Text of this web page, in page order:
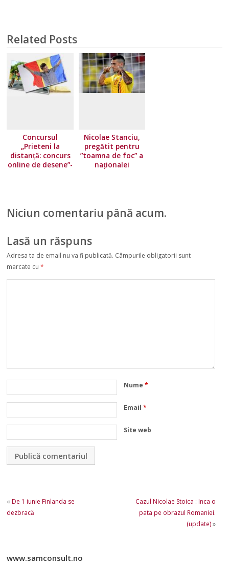
Related Posts
Concursul
„Prieteni la
distanță: concurs
online de desene”-
Nicolae Stanciu,
pregătit pentru
”toamna de foc” a
naționalei
Islanda
Niciun comentariu până acum.
Lasă un răspuns
Adresa ta de email nu va fi publicată. Câmpurile obligatorii sunt
marcate cu*
Nume*
Email*
Site web
«De 1 iunie Finlanda se
dezbracă
Cazul Nicolae Stoica : Inca o
pata pe obrazul Romaniei.
(update)»
www.samconsult.no